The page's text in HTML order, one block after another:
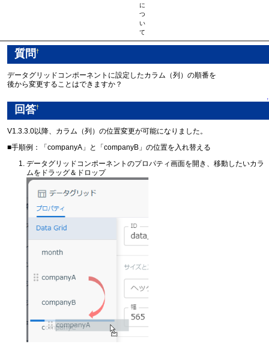
に
つ
い
て
質問 †
データグリッドコンポーネントに設定したカラム（列）の順番を
後から変更することはできますか？
↑
回答†
V1.3.3.0以降、カラム（列）の位置変更が可能になりました。
■手順例：「companyA」と「companyB」の位置を入れ替える
データグリッドコンポーネントのプロパティ画面を開き、移動したいカラ
ムをドラッグ＆ドロップ